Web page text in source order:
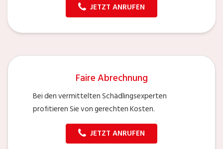
JETZT ANRUFEN
Faire Abrechnung
Bei den vermittelten Schädlingsexperten
profitieren Sie von gerechten Kosten.
JETZT ANRUFEN